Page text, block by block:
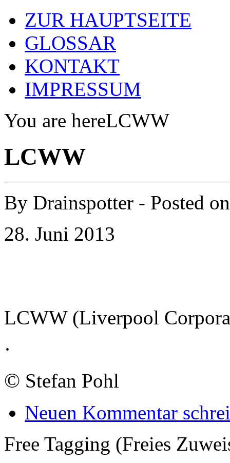
ZUR HAUPTSEITE
GLOSSAR
KONTAKT
IMPRESSUM
You are hereLCWW
LCWW
By Drainspotter - Posted
28. Juni 2013
LCWW (Liverpool
·
© Stefan Pohl
Neuen Kommentar
Free Tagging (Freies